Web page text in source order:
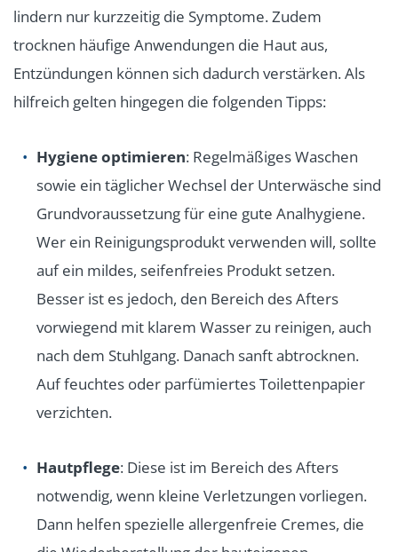
lindern nur kurzzeitig die Symptome. Zudem
trocknen häufige Anwendungen die Haut aus,
Entzündungen können sich dadurch verstärken. Als
hilfreich gelten hingegen die folgenden Tipps:
Hygiene optimieren: Regelmäßiges Waschen
sowie ein täglicher Wechsel der Unterwäsche sind
Grundvoraussetzung für eine gute Analhygiene.
Wer ein Reinigungsprodukt verwenden will, sollte
auf ein mildes, seifenfreies Produkt setzen.
Besser ist es jedoch, den Bereich des Afters
vorwiegend mit klarem Wasser zu reinigen, auch
nach dem Stuhlgang. Danach sanft abtrocknen.
Auf feuchtes oder parfümiertes Toilettenpapier
verzichten.
Hautpflege: Diese ist im Bereich des Afters
notwendig, wenn kleine Verletzungen vorliegen.
Dann helfen spezielle allergenfreie Cremes, die